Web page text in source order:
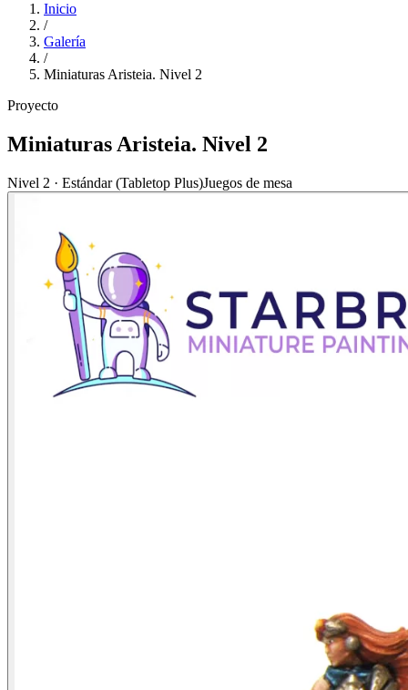
Inicio
/
Galería
/
Miniaturas Aristeia. Nivel 2
Proyecto
Miniaturas Aristeia. Nivel 2
Nivel 2 · Estándar (Tabletop Plus)Juegos de mesa